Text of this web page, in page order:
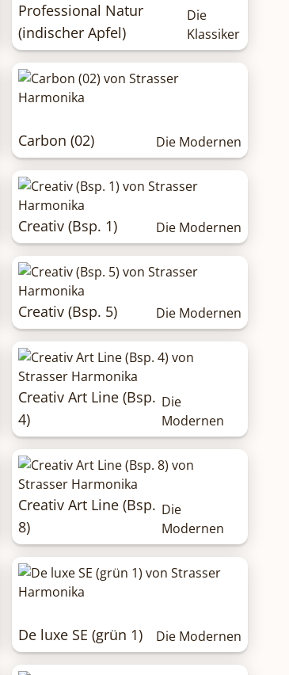
Professional Natur
(indischer Apfel)
Die
Klassiker
Carbon (02) Die Modernen
Creativ (Bsp. 1) Die Modernen
Creativ (Bsp. 5) Die Modernen
Creativ Art Line (Bsp.
4)
Die
Modernen
Creativ Art Line (Bsp.
8)
Die
Modernen
De luxe SE (grün 1) Die Modernen